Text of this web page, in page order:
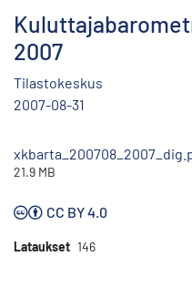
2007
Tilastokeskus
2007-08-31
21.9 MB
CC BY 4.0
Lataukset 146